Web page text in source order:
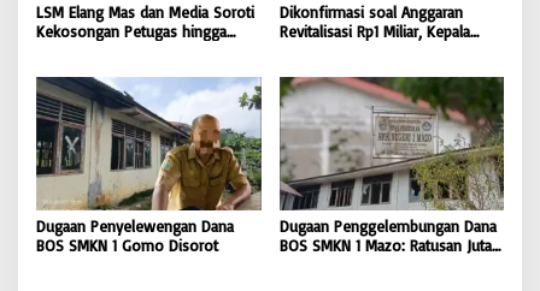
LSM Elang Mas dan Media Soroti
Kekosongan Petugas hingga
Dikonfirmasi soal Anggaran
Revitalisasi Rp1 Miliar, Kepala
Dugaan Penyelewengan Dana
BOS SMKN 1 Gomo Disorot
Dugaan Penggelembungan Dana
BOS SMKN 1 Mazo: Ratusan Juta